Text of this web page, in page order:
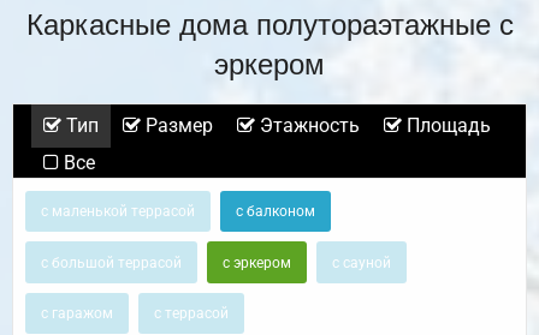
Каркасные дома полутораэтажные с
эркером
Тип Размер Этажность
Площадь
Все
с маленькой террасой с балконом
с большой террасой с эркером с сауной
с гаражом с террасой